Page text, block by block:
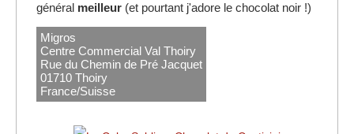
général meilleur (et pourtant j'adore le chocolat noir !)
Migros
Centre Commercial Val Thoiry
Rue du Chemin de Pré Jacquet
01710 Thoiry
France/Suisse